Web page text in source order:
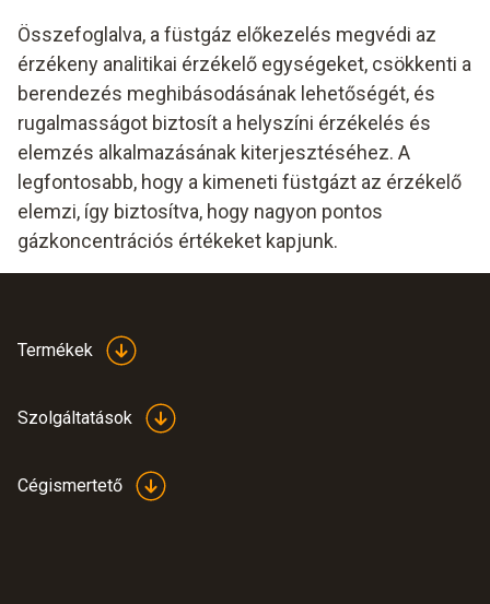
Összefoglalva, a füstgáz előkezelés megvédi az
érzékeny analitikai érzékelő egységeket, csökkenti a
berendezés meghibásodásának lehetőségét, és
rugalmasságot biztosít a helyszíni érzékelés és
elemzés alkalmazásának kiterjesztéséhez. A
legfontosabb, hogy a kimeneti füstgázt az érzékelő
elemzi, így biztosítva, hogy nagyon pontos
gázkoncentrációs értékeket kapjunk.
Termékek
Szolgáltatások
Cégismertető